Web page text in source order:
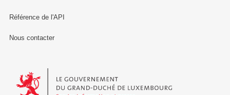
Référence de l'API
Nous contacter
Le Gouvernement du Grand-Duché de Luxembourg - Service